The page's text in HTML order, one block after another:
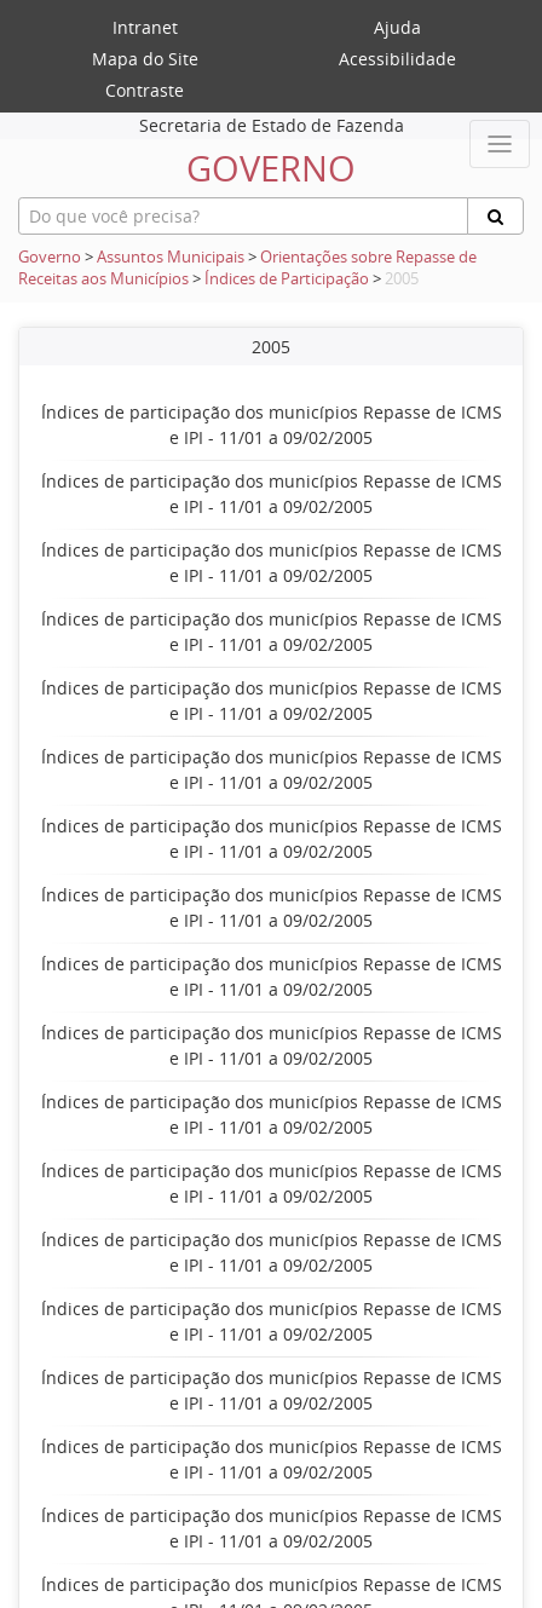
Intranet
Ajuda
Mapa do Site
Acessibilidade
Contraste
Secretaria de Estado de Fazenda
GOVERNO
Governo >Assuntos Municipais>Orientações sobre Repasse de
Receitas aos Municípios> Índices de Participação > 2005
2005
Índices de participação dos municípios Repasse de ICMS
e IPI - 11/01 a 09/02/2005
Índices de participação dos municípios Repasse de ICMS
e IPI - 11/01 a 09/02/2005
Índices de participação dos municípios Repasse de ICMS
e IPI - 11/01 a 09/02/2005
Índices de participação dos municípios Repasse de ICMS
e IPI - 11/01 a 09/02/2005
Índices de participação dos municípios Repasse de ICMS
e IPI - 11/01 a 09/02/2005
Índices de participação dos municípios Repasse de ICMS
e IPI - 11/01 a 09/02/2005
Índices de participação dos municípios Repasse de ICMS
e IPI - 11/01 a 09/02/2005
Índices de participação dos municípios Repasse de ICMS
e IPI - 11/01 a 09/02/2005
Índices de participação dos municípios Repasse de ICMS
e IPI - 11/01 a 09/02/2005
Índices de participação dos municípios Repasse de ICMS
e IPI - 11/01 a 09/02/2005
Índices de participação dos municípios Repasse de ICMS
e IPI - 11/01 a 09/02/2005
Índices de participação dos municípios Repasse de ICMS
e IPI - 11/01 a 09/02/2005
Índices de participação dos municípios Repasse de ICMS
e IPI - 11/01 a 09/02/2005
Índices de participação dos municípios Repasse de ICMS
e IPI - 11/01 a 09/02/2005
Índices de participação dos municípios Repasse de ICMS
e IPI - 11/01 a 09/02/2005
Índices de participação dos municípios Repasse de ICMS
e IPI - 11/01 a 09/02/2005
Índices de participação dos municípios Repasse de ICMS
e IPI - 11/01 a 09/02/2005
Índices de participação dos municípios Repasse de ICMS